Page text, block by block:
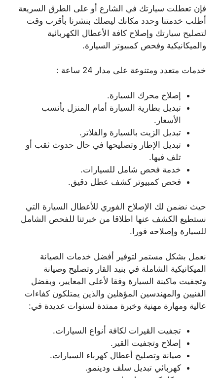
فإن تعطلت سيارتك في الشارع أو على الطرق السريعة
أطلب خدمتنا وحدد مكانك ليصلك بنشرنا بأقرب وقت
لتصليح سيارتك وإصلاح كافة الأعطال الكهربائية
والميكانيكية وفحص كمبيوتر السيارة.
خدمات متعدد ومتنوعة على مدار 24 ساعة :
إصلاح محرك السيارة.
تبديل بطارية السيارة أمام المنزل بأنسب
الأسعار.
تبديل الزيت بالسيارة والفلاتر.
تبديل الإطار وتصليحها في حال حدوث ثقب أو
تلف فيها.
خدمة فحص شامل للسيارات.
فحص كمبيوتر كشف عطل دقيق.
حيث نضمن لك الإصلاح الفوري للأعطال السيارة التي
نستطيع الكشف عنها اطلاقا من خبرتنا للفحص الشامل
للسيارة وإصلاحه فورا.
نعمل بشكل مستمر لتوفير أفضل خدمات الصيانة
الميكانيكية الشاملة في بنيد القار وتصليح وصيانة
وتجفيت ماكينة السيارة وفقا لأعلى المعايير، وبفضل
الفنيين والمهندسين المؤهلين والذين يمتلكون كفاءات
عالية ومهارة مهنية وخبرة ممتدة لسنوات عديدة في:
تجفيت القيرات لكافة أنواع السيارات.
إصلاح وتجفيت القير.
صيانة وتصليح أعطال كهرباء السيارات.
كهربائي تبديل سلف ودينمو.